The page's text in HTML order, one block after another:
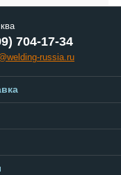
704-17-34
russia.ru